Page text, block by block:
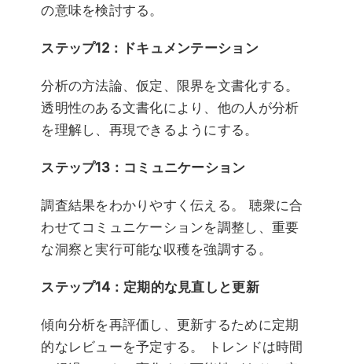
の意味を検討する。
ステップ12：ドキュメンテーション
分析の方法論、仮定、限界を文書化する。
透明性のある文書化により、他の人が分析
を理解し、再現できるようにする。
ステップ13：コミュニケーション
調査結果をわかりやすく伝える。 聴衆に合
わせてコミュニケーションを調整し、重要
な洞察と実行可能な収穫を強調する。
ステップ14：定期的な見直しと更新
傾向分析を再評価し、更新するために定期
的なレビューを予定する。 トレンドは時間